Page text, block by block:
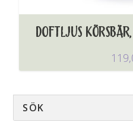
DOFTLJUS